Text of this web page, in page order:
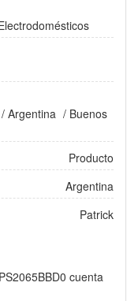
/ Argentina / Buenos
Producto
Argentina
Patrick
cuenta